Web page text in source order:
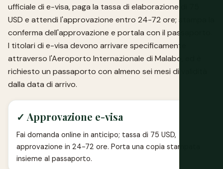
ufficiale di e-visa, paga la tassa di elaborazione di 75
USD e attendi l'approvazione entro 24-72 ore; stampa la
conferma dell'approvazione e portala con il passaporto.
I titolari di e-visa devono arrivare specificamente
attraverso l'Aeroporto Internazionale di Malabo, ed è
richiesto un passaporto con almeno sei mesi di validità
dalla data di arrivo.
✓ Approvazione e-visa
Fai domanda online in anticipo; tassa di 75 USD,
approvazione in 24-72 ore. Porta una copia stampata
insieme al passaporto.